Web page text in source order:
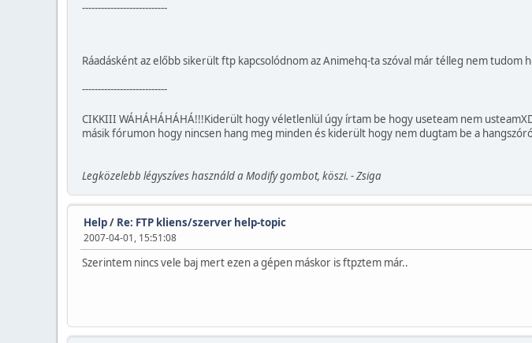
---------------------------
Ráadásként az előbb sikerült ftp kapcsolódnom az Animehq-ta szóval már télleg nem tudom
---------------------------
CIKKIII WÁHÁHÁHÁHÁ!!!Kiderült hogy véletlenlül úgy írtam be hogy useteam nem
másik fórumon hogy nincsen hang meg minden és kiderült hogy nem dugtam be a
Legközelebb légyszíves használd a Modify gombot, köszi. - Zsiga
Help/ Re: FTP kliens/szerver help-topic
2007-04-01, 15:51:08
Szerintem nincs vele baj mert ezen a gépen máskor is ftpztem már..